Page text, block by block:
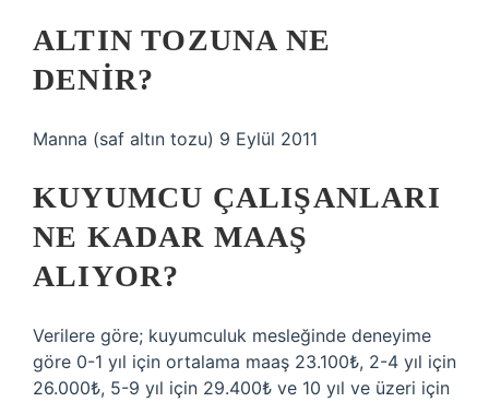
ALTIN TOZUNA NE
DENIR?
Manna (saf altın tozu) 9 Eylül 2011
KUYUMCU ÇALIŞANLARI
NE KADAR MAAŞ
ALIYOR?
Verilere göre; kuyumculuk mesleğinde deneyime
göre 0-1 yıl için ortalama maaş 23.100₺, 2-4 yıl için
26.000₺, 5-9 yıl için 29.400₺ ve 10 yıl ve üzeri için